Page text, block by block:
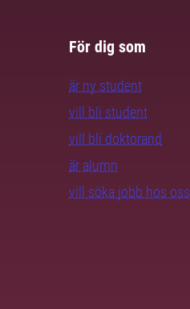
För dig som
är ny student
vill bli student
vill bli doktorand
är alumn
vill söka jobb hos oss